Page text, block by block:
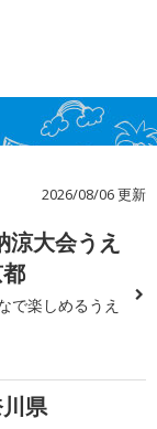
2026/08/06 更新
涼大会うえ
で楽しめるうえ
県